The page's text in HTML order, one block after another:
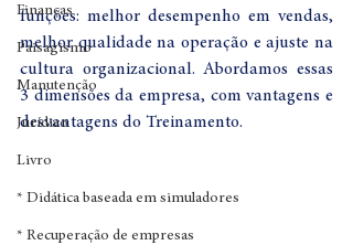
Finanças
Paisagismo
Manutenção
Jurídico
Livro
* Didática baseada em simuladores
* Recuperação de empresas
funções: melhor desempenho em vendas,
melhor qualidade na operação e ajuste na
cultura organizacional. Abordamos essas
3 dimensões da empresa, com vantagens e
desvantagens do Treinamento.